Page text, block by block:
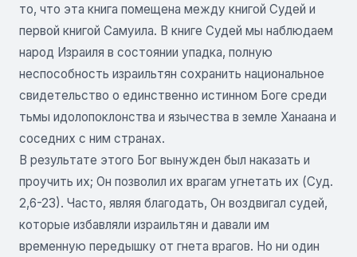
то, что эта книга помещена между книгой Судей и
первой книгой Самуила. В книге Судей мы наблюдаем
народ Израиля в состоянии упадка, полную
неспособность израильтян сохранить национальное
свидетельство о единственно истинном Боге среди
тьмы идолопоклонства и язычества в земле Ханаана и
соседних с ним странах.
В результате этого Бог вынужден был наказать и
проучить их; Он позволил их врагам угнетать их (Суд.
2,6-23). Часто, являя благодать, Он воздвигал судей,
которые избавляли израильтян и давали им
временную передышку от гнета врагов. Но ни один